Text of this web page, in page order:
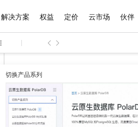
解决方案 权益 定价 云市场 伙伴
切换产品系列
SDK客户端
Config类
精选产品
大模型服务平台百炼
大模型服务与应用平台
千问大模型
多元化、高性能、安全可靠的大模型服务
精选解决方案
千问办公，解锁你的工作新方式
企业级Agent产品，直接交付可用成果
Agency Agents：拥有专属领域专家
多领域专家智能体,一键组建 AI 虚拟交付团队
售前咨询
在线服务
售后服务